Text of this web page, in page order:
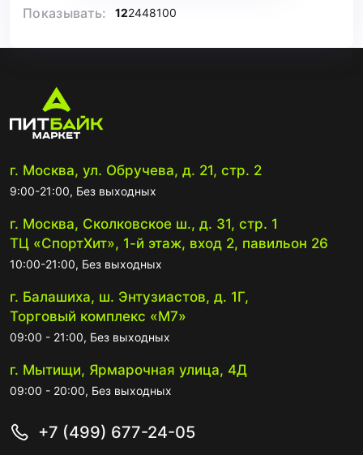
Показывать: 122448100
г. Москва, ул. Обручева, д. 21, стр. 2
9:00-21:00, Без выходных
г. Москва, Сколковское ш., д. 31, стр. 1
ТЦ «СпортХит», 1-й этаж, вход 2, павильон 26
10:00-21:00, Без выходных
г. Балашиха, ш. Энтузиастов, д. 1Г,
Торговый комплекс «М7»
09:00 - 21:00, Без выходных
г. Мытищи, Ярмарочная улица, 4Д
09:00 - 20:00, Без выходных
+7 (499) 677-24-05